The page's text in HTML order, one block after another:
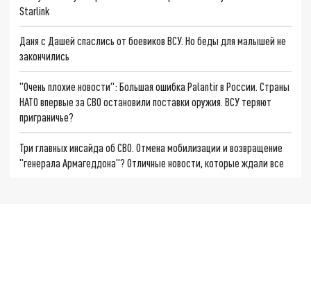
Starlink
Даня с Дашей спаслись от боевиков ВСУ. Но беды для малышей не
закончились
"Очень плохие новости": Большая ошибка Palantir в России. Страны
НАТО впервые за СВО остановили поставки оружия. ВСУ теряют
приграничье?
Три главных инсайда об СВО. Отмена мобилизации и возвращение
"генерала Армагеддона"? Отличные новости, которые ждали все